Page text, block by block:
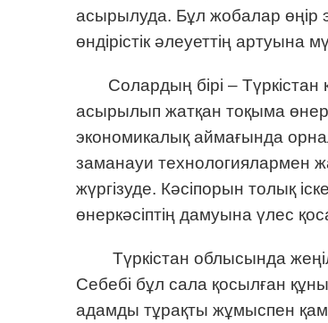
асырылуда. Бұл жобалар
өндірістік әлеуеттің артуына
Солардың бірі –
асырылып жатқан тоқыма
экономикалық аймағында
заманауи технологиялармен
жүргізуде. Кәсіпорын толық
өнеркәсіптің дамуына үлес
Түркістан облысында
Себебі бұл сала қосылған
адамды тұрақты жұмыспен